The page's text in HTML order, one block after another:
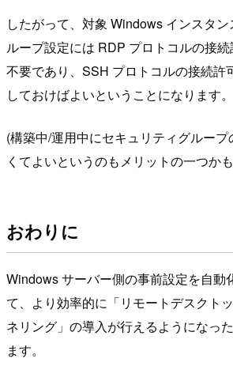
したがって、対象 Windows インスタ
ループ設定には RDP プロトコルの接
不要であり、SSH プロトコルの接続許
しておけばよいということになります。
(構築中/運用中にセキュリティグルー
くてよいというのもメリットの一つか
おわりに
Windows サーバー側の事前設定を自動
て、より効率的に「リモートデスクト
ネリング」の導入が行えるようになっ
ます。